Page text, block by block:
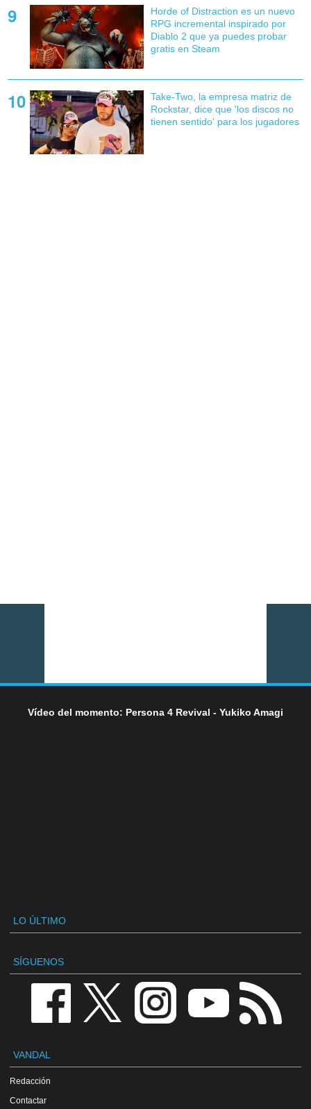
Horde of Distraction es un nuevo
RPG incremental inspirado por
Diablo 2 que ya puedes probar
gratis en Steam
Take-Two, la empresa matriz de
Rockstar, dice que 'los discos no
tienen sentido' para los jugadores
Vídeo del momento: Persona 4 Revival - Yukiko Amagi
LO ÚLTIMO
SÍGUENOS
VANDAL
Redacción
Contactar